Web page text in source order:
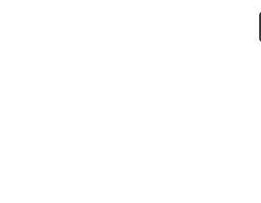
follow